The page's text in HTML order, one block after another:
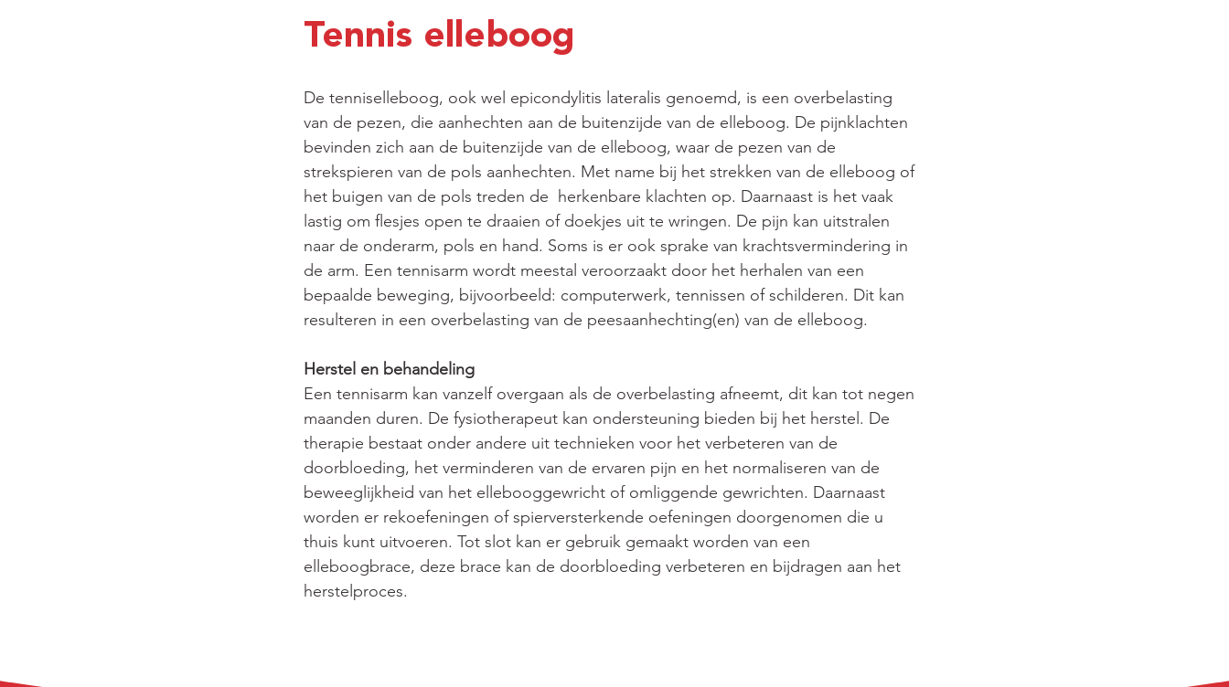
Tennis elleboog
De tenniselleboog, ook wel epicondylitis lateralis genoemd, is een overbelasting
van de pezen, die aanhechten aan de buitenzijde van de elleboog. De pijnklachten
bevinden zich aan de buitenzijde van de elleboog, waar de pezen van de
strekspieren van de pols aanhechten. Met name bij het strekken van de elleboog of
het buigen van de pols treden de  herkenbare klachten op. Daarnaast is het vaak
lastig om flesjes open te draaien of doekjes uit te wringen. De pijn kan uitstralen
naar de onderarm, pols en hand. Soms is er ook sprake van krachtsvermindering in
de arm. Een tennisarm wordt meestal veroorzaakt door het herhalen van een
bepaalde beweging, bijvoorbeeld: computerwerk, tennissen of schilderen. Dit kan
resulteren in een overbelasting van de peesaanhechting(en) van de elleboog.
Herstel en behandeling
Een tennisarm kan vanzelf overgaan als de overbelasting afneemt, dit kan tot negen
maanden duren. De fysiotherapeut kan ondersteuning bieden bij het herstel. De
therapie bestaat onder andere uit technieken voor het verbeteren van de
doorbloeding, het verminderen van de ervaren pijn en het normaliseren van de
beweeglijkheid van het ellebooggewricht of omliggende gewrichten. Daarnaast
worden er rekoefeningen of spierversterkende oefeningen doorgenomen die u
thuis kunt uitvoeren. Tot slot kan er gebruik gemaakt worden van een
elleboogbrace, deze brace kan de doorbloeding verbeteren en bijdragen aan het
herstelproces.